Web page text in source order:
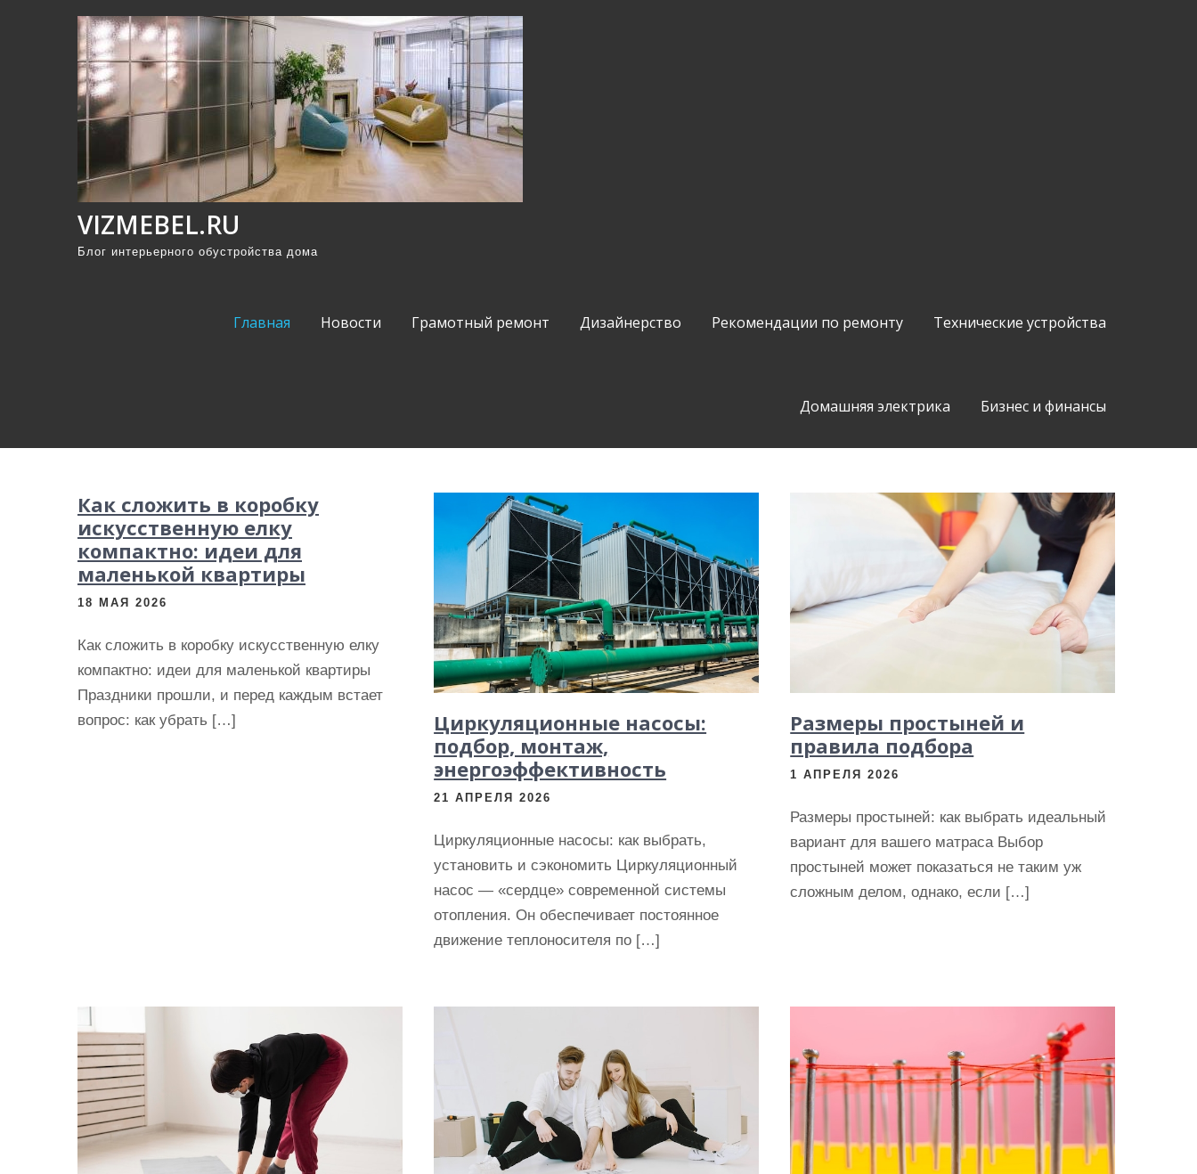
VIZMEBEL.RU
Блог интерьерного обустройства дома
Главная Новости Грамотный ремонт Дизайнерство Рекомендации по ремонту Технические устройства
Домашняя электрика Бизнес и финансы
Как сложить в коробку
искусственную елку
компактно: идеи для
маленькой квартиры
18 МАЯ 2026
Как сложить в коробку искусственную елку
компактно: идеи для маленькой квартиры
Праздники прошли, и перед каждым встает
вопрос: как убрать […]
Циркуляционные насосы:
подбор, монтаж,
энергоэффективность
21 АПРЕЛЯ 2026
Циркуляционные насосы: как выбрать,
установить и сэкономить Циркуляционный
насос — «сердце» современной системы
отопления. Он обеспечивает постоянное
движение теплоносителя по […]
Размеры простыней и
правила подбора
1 АПРЕЛЯ 2026
Размеры простыней: как выбрать идеальный
вариант для вашего матраса Выбор
простыней может показаться не таким уж
сложным делом, однако, если […]